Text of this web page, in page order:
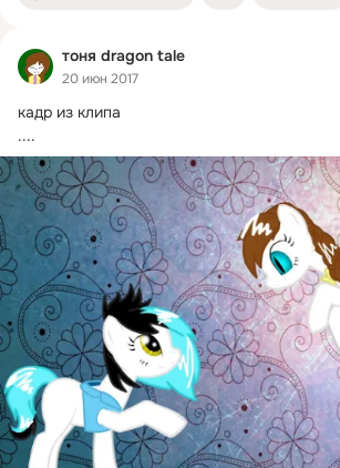
тоня dragon tale
20 июн 2017
кадр из клипа
....